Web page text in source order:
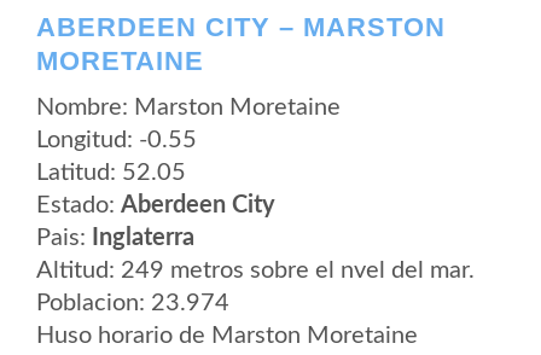
ABERDEEN CITY – MARSTON
MORETAINE
Nombre: Marston Moretaine
Longitud: -0.55
Latitud: 52.05
Estado: Aberdeen City
Pais:
Inglaterra
Altitud: 249 metros sobre el nvel del mar.
Poblacion: 23.974
Huso horario de Marston Moretaine